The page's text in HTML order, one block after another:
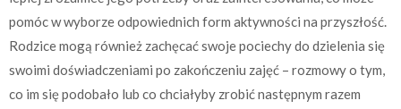
pomóc w wyborze odpowiednich form aktywności na przyszłość.
Rodzice mogą również zachęcać swoje pociechy do dzielenia się
swoimi doświadczeniami po zakończeniu zajęć – rozmowy o tym,
co im się podobało lub co chciałyby zrobić następnym razem